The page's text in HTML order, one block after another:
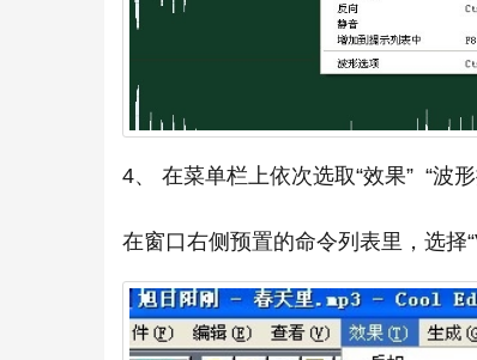
4、 在菜单栏上依次选取“效果” “波
在窗口右侧预置的命令列表里，选择